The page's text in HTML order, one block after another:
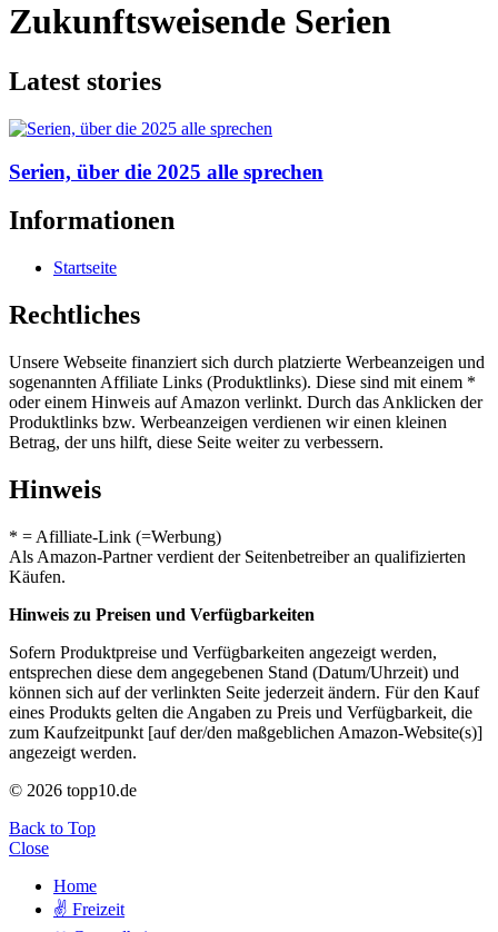
Zukunftsweisende Serien
Latest stories
Serien, über die 2025 alle sprechen
Informationen
Startseite
Rechtliches
Unsere Webseite finanziert sich durch platzierte Werbeanzeigen und
sogenannten Affiliate Links (Produktlinks). Diese sind mit einem *
oder einem Hinweis auf Amazon verlinkt. Durch das Anklicken der
Produktlinks bzw. Werbeanzeigen verdienen wir einen kleinen
Betrag, der uns hilft, diese Seite weiter zu verbessern.
Hinweis
* = Afilliate-Link (=Werbung)
Als Amazon-Partner verdient der Seitenbetreiber an qualifizierten
Käufen.
Hinweis zu Preisen und Verfügbarkeiten
Sofern Produktpreise und Verfügbarkeiten angezeigt werden,
entsprechen diese dem angegebenen Stand (Datum/Uhrzeit) und
können sich auf der verlinkten Seite jederzeit ändern. Für den Kauf
eines Produkts gelten die Angaben zu Preis und Verfügbarkeit, die
zum Kaufzeitpunkt [auf der/den maßgeblichen Amazon-Website(s)]
angezeigt werden.
© 2026 topp10.de
Back to Top
Close
Home
✌ Freizeit